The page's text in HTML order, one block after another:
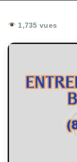
1,735 vues